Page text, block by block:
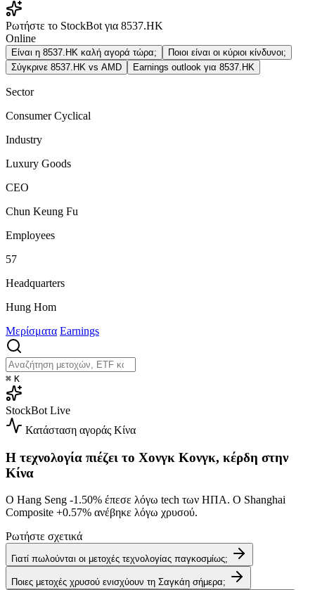
Ρωτήστε το StockBot για 8537.HK
Online
Είναι η 8537.HK καλή αγορά τώρα;
Ποιοι είναι οι κύριοι κίνδυνοι;
Σύγκρινε 8537.HK vs AMD
Earnings outlook για 8537.HK
Sector
Consumer Cyclical
Industry
Luxury Goods
CEO
Chun Keung Fu
Employees
57
Headquarters
Hung Hom
Μερίσματα Earnings
⌘ K
StockBot Live
Κατάσταση αγοράς Κίνα
Η τεχνολογία πιέζει το Χονγκ Κονγκ, κέρδη στην
Κίνα
Ο Hang Seng -1.50% έπεσε λόγω tech των ΗΠΑ. Ο Shanghai
Composite +0.57% ανέβηκε λόγω χρυσού.
Ρωτήστε σχετικά
Γιατί πωλούνται οι μετοχές τεχνολογίας παγκοσμίως;
Ποιες μετοχές χρυσού ενισχύουν τη Σαγκάη σήμερα;